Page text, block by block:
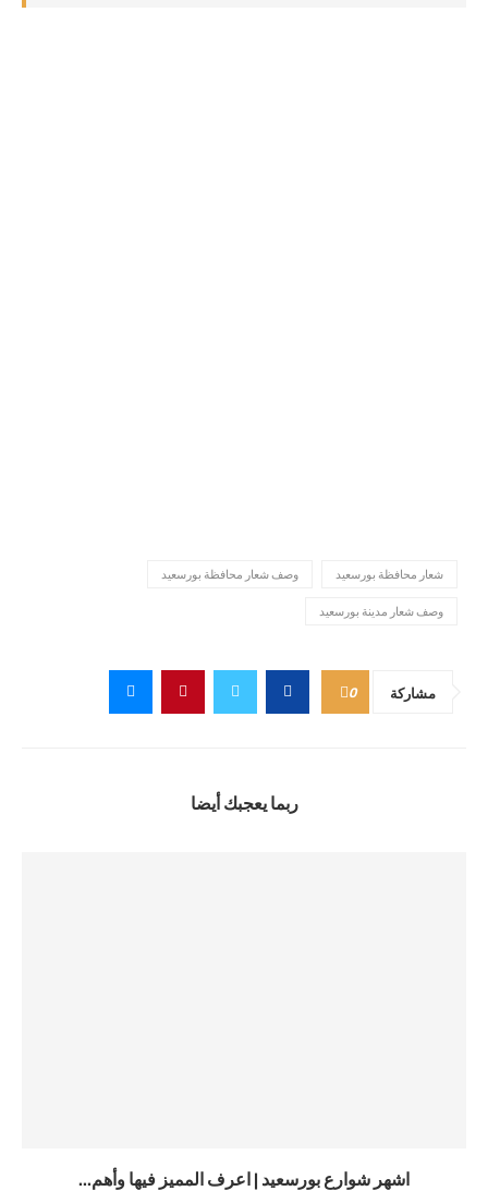
شعار محافظة بورسعيد
وصف شعار محافظة بورسعيد
وصف شعار مدينة بورسعيد
مشاركة 0
ربما يعجبك أيضا
اشهر شوارع بورسعيد | اعرف المميز فيها وأهم...